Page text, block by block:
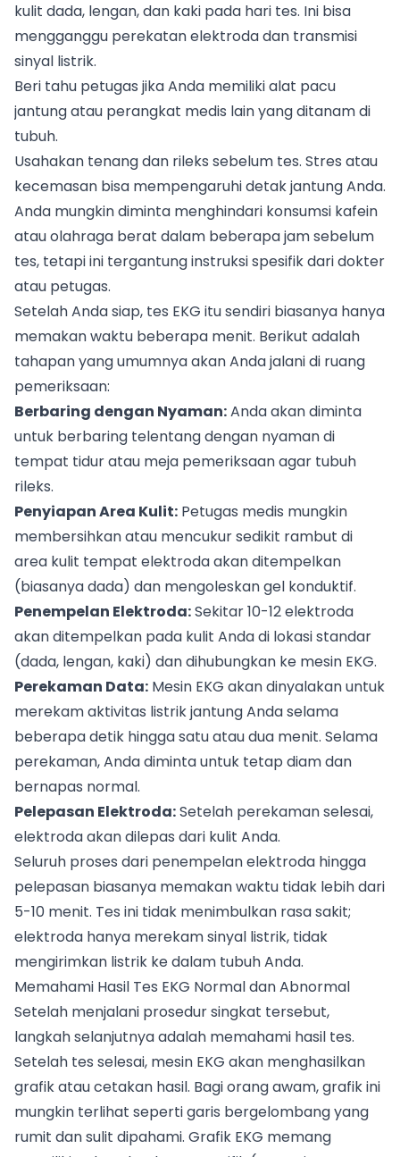
kulit dada, lengan, dan kaki pada hari tes. Ini bisa
mengganggu perekatan elektroda dan transmisi
sinyal listrik.
Beri tahu petugas jika Anda memiliki alat pacu
jantung atau perangkat medis lain yang ditanam di
tubuh.
Usahakan tenang dan rileks sebelum tes. Stres atau
kecemasan bisa mempengaruhi detak jantung Anda.
Anda mungkin diminta menghindari konsumsi kafein
atau olahraga berat dalam beberapa jam sebelum
tes, tetapi ini tergantung instruksi spesifik dari dokter
atau petugas.
Setelah Anda siap, tes EKG itu sendiri biasanya hanya
memakan waktu beberapa menit. Berikut adalah
tahapan yang umumnya akan Anda jalani di ruang
pemeriksaan:
Berbaring dengan Nyaman:Anda akan diminta
untuk berbaring telentang dengan nyaman di
tempat tidur atau meja pemeriksaan agar tubuh
rileks.
Penyiapan Area Kulit: Petugas medis mungkin
membersihkan atau mencukur sedikit rambut di
area kulit tempat elektroda akan ditempelkan
(biasanya dada) dan mengoleskan gel konduktif.
Penempelan Elektroda:Sekitar 10-12 elektroda
akan ditempelkan pada kulit Anda di lokasi standar
(dada, lengan, kaki) dan dihubungkan ke mesin EKG.
Perekaman Data: Mesin EKG akan dinyalakan untuk
merekam aktivitas listrik jantung Anda selama
beberapa detik hingga satu atau dua menit. Selama
perekaman, Anda diminta untuk tetap diam dan
bernapas normal.
Pelepasan Elektroda:Setelah perekaman selesai,
elektroda akan dilepas dari kulit Anda.
Seluruh proses dari penempelan elektroda hingga
pelepasan biasanya memakan waktu tidak lebih dari
5-10 menit. Tes ini tidak menimbulkan rasa sakit;
elektroda hanya merekam sinyal listrik, tidak
mengirimkan listrik ke dalam tubuh Anda.
Memahami Hasil Tes EKG Normal dan Abnormal
Setelah menjalani prosedur singkat tersebut,
langkah selanjutnya adalah memahami hasil tes.
Setelah tes selesai, mesin EKG akan menghasilkan
grafik atau cetakan hasil. Bagi orang awam, grafik ini
mungkin terlihat seperti garis bergelombang yang
rumit dan sulit dipahami. Grafik EKG memang